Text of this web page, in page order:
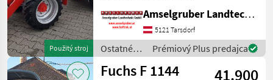
Použitý stroj
5 Baumaschinenmotor
(Yanmar-Diesel ) Bestes
Kaltstartverhalten auch bei
tiefsten Tempe
Amselgruber Landtechnik GmbH
5121 Tarsdorf
Ostatné
poľnohospodárske
silové
Prémiový Plus predajca
Fuchs F 1144
41.900